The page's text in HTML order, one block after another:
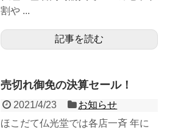
割や ...
記事を読む
売切れ御免の決算セール！
2021/4/23
お知らせ
ほこだて仏光堂では各店一斉 年に